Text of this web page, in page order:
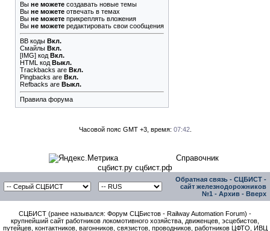
Вы не можете создавать новые темы
Вы не можете отвечать в темах
Вы не можете прикреплять вложения
Вы не можете редактировать свои сообщения
BB коды Вкл.
Смайлы Вкл.
[IMG] код Вкл.
HTML код Выкл.
Trackbacks are Вкл.
Pingbacks are Вкл.
Refbacks are Выкл.
Правила форума
Часовой пояс GMT +3, время: 07:42.
Справочник
сцбист.ру сцбист.рф
Обратная связь - СЦБИСТ -
сайт железнодорожников
№1 - Архив - Вверх
СЦБИСТ (ранее назывался: Форум СЦБистов - Railway Automation Forum) -
крупнейший сайт работников локомотивного хозяйства, движенцев, эсцебистов,
путейцев, контактников, вагонников, связистов, проводников, работников ЦФТО, ИВЦ